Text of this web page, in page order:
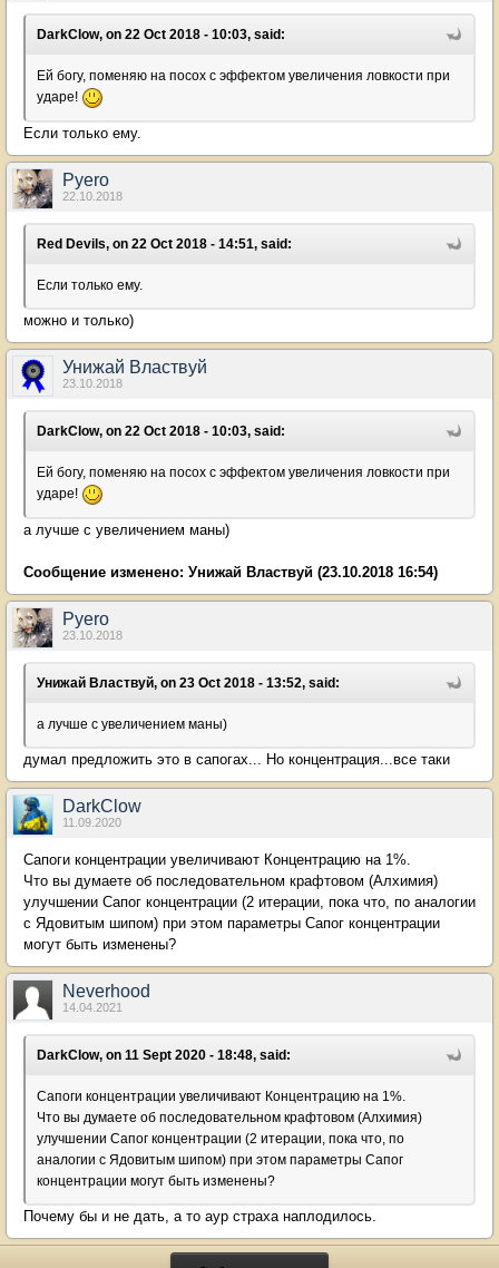
DarkClow, on 22 Oct 2018 - 10:03, said:
Ей богу, поменяю на посох с эффектом увеличения ловкости при
ударе!
Если только ему.
Pyero
22.10.2018
Red Devils, on 22 Oct 2018 - 14:51, said:
Если только ему.
можно и только)
Унижай Властвуй
23.10.2018
DarkClow, on 22 Oct 2018 - 10:03, said:
Ей богу, поменяю на посох с эффектом увеличения ловкости при
ударе!
а лучше с увеличением маны)
Сообщение изменено: Унижай Властвуй (23.10.2018 16:54)
Pyero
23.10.2018
Унижай Властвуй, on 23 Oct 2018 - 13:52, said:
а лучше с увеличением маны)
думал предложить это в сапогах... Но концентрация...все таки
DarkClow
11.09.2020
Сапоги концентрации увеличивают Концентрацию на 1%.
Что вы думаете об последовательном крафтовом (Алхимия)
улучшении Сапог концентрации (2 итерации, пока что, по аналогии
с Ядовитым шипом) при этом параметры Сапог концентрации
могут быть изменены?
Neverhood
14.04.2021
DarkClow, on 11 Sept 2020 - 18:48, said:
Сапоги концентрации увеличивают Концентрацию на 1%.
Что вы думаете об последовательном крафтовом (Алхимия)
улучшении Сапог концентрации (2 итерации, пока что, по
аналогии с Ядовитым шипом) при этом параметры Сапог
концентрации могут быть изменены?
Почему бы и не дать, а то аур страха наплодилось.